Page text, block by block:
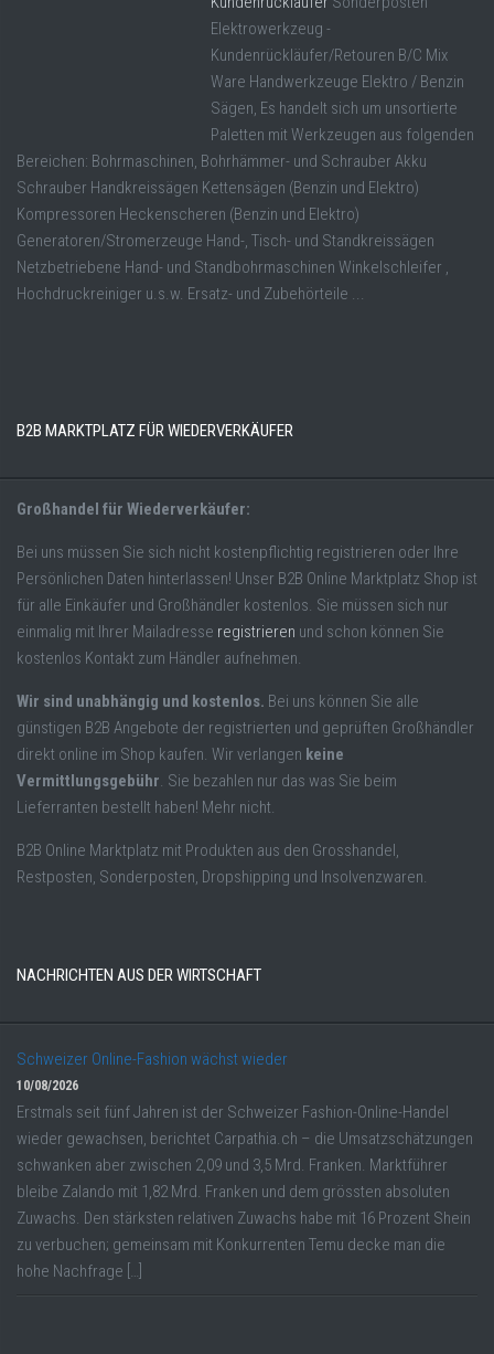
Elektrowerkzeug -
Kundenrückläufer/Retouren B/C Mix
Ware Handwerkzeuge Elektro / Benzin
Sägen, Es handelt sich um unsortierte
Paletten mit Werkzeugen aus folgenden
Bereichen: Bohrmaschinen, Bohrhämmer- und Schrauber Akku
Schrauber Handkreissägen Kettensägen (Benzin und Elektro)
Kompressoren Heckenscheren (Benzin und Elektro)
Generatoren/Stromerzeuge Hand-, Tisch- und Standkreissägen
Netzbetriebene Hand- und Standbohrmaschinen Winkelschleifer ,
Hochdruckreiniger u.s.w. Ersatz- und Zubehörteile ...
B2B MARKTPLATZ FÜR WIEDERVERKÄUFER
Großhandel für Wiederverkäufer:
Bei uns müssen Sie sich nicht kostenpflichtig registrieren oder Ihre
Persönlichen Daten hinterlassen! Unser B2B Online Marktplatz Shop ist
für alle Einkäufer und Großhändler kostenlos. Sie müssen sich nur
einmalig mit Ihrer Mailadresse registrieren und schon können Sie
kostenlos Kontakt zum Händler aufnehmen.
Wir sind unabhängig und kostenlos. Bei uns können Sie alle
günstigen B2B Angebote der registrierten und geprüften Großhändler
direkt online im Shop kaufen. Wir verlangen keine
Vermittlungsgebühr. Sie bezahlen nur das was Sie beim
Lieferranten bestellt haben! Mehr nicht.
B2B Online Marktplatz mit Produkten aus den Grosshandel,
Restposten, Sonderposten, Dropshipping und Insolvenzwaren.
NACHRICHTEN AUS DER WIRTSCHAFT
Schweizer Online-Fashion wächst wieder
10/08/2026
Erstmals seit fünf Jahren ist der Schweizer Fashion-Online-Handel
wieder gewachsen, berichtet Carpathia.ch – die Umsatzschätzungen
schwanken aber zwischen 2,09 und 3,5 Mrd. Franken. Marktführer
bleibe Zalando mit 1,82 Mrd. Franken und dem grössten absoluten
Zuwachs. Den stärksten relativen Zuwachs habe mit 16 Prozent Shein
zu verbuchen; gemeinsam mit Konkurrenten Temu decke man die
hohe Nachfrage […]